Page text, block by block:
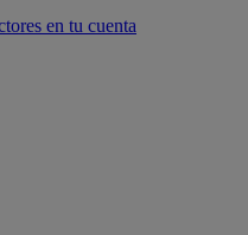
en tu cuenta